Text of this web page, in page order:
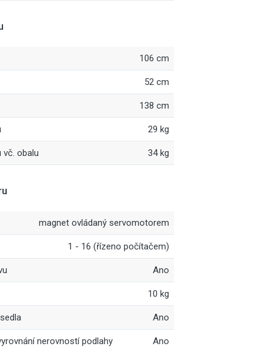
106 cm
52 cm
138 cm
29 kg
obalu 34 kg
magnet ovládaný servomotorem
1 - 16 (řízeno počítačem)
Ano
10 kg
Ano
nerovností podlahy Ano